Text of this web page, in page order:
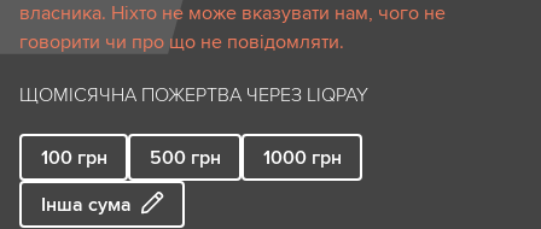
власника. Ніхто не може вказувати нам, чого не
говорити чи про що не повідомляти.
ЩОМІСЯЧНА ПОЖЕРТВА ЧЕРЕЗ LIQPAY
100 грн 500 грн 1000 грн
Інша сума